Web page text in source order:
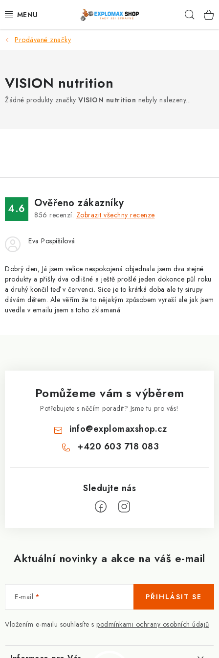
na
%AKCE
ZNAČKY
Kontakty Slovník pojmů
Podmínky ochrany osobních údajů
Doprava a platba
Slevový systém
Vše o nákupu
Prodávané značky
VISION nutrition
Žádné produkty značky VISION nutrition nebyly nalezeny...
4.6 Ověřeno zákazníky
856 recenzí. Zobrazit všechny recenze
Eva Pospíšilová
Dobrý den, Já jsem velice nespokojená objednala jsem dva stejné
produkty a přišly dva odlišné a ještě prošlé jeden dokonce půl roku
a druhý končil teď v červenci. Sice je to krátká doba ale ty sirupy
dávám dětem. Ale věřím že to nějakým způsobem vyraší ale jak jsem
uvedla v emailu jsem s toho zklamaná
Aktuální novinky a akce na váš e-mail
E-mail
Vložením e-mailu souhlasíte s podmínkami ochrany osobních údajů
PŘIHLÁSIT SE
Pomůžeme vám s výběrem
Potřebujete s něčím poradit? Jsme tu pro vás!
info@explomaxshop.cz
+420 603 718 083